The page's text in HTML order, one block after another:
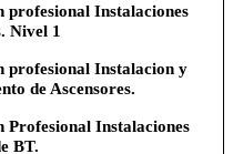
profesional Instalaciones
Nivel 1
profesional Instalacion y
de Ascensores.
Profesional Instalaciones
BT.